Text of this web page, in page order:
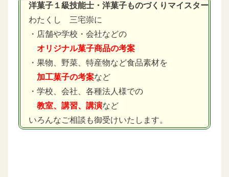
洋菓子１級技能士・洋菓子ものづくりマイスター
わたくし 三宅崇に
・店舗や学校・会社などの
オリジナル菓子商品の考案
・果物、野菜、特産物など食品素材を
加工菓子の考案など
・学校、会社、各種法人様での
教室、講習、講演など
いろんなご相談も御受けいたします。